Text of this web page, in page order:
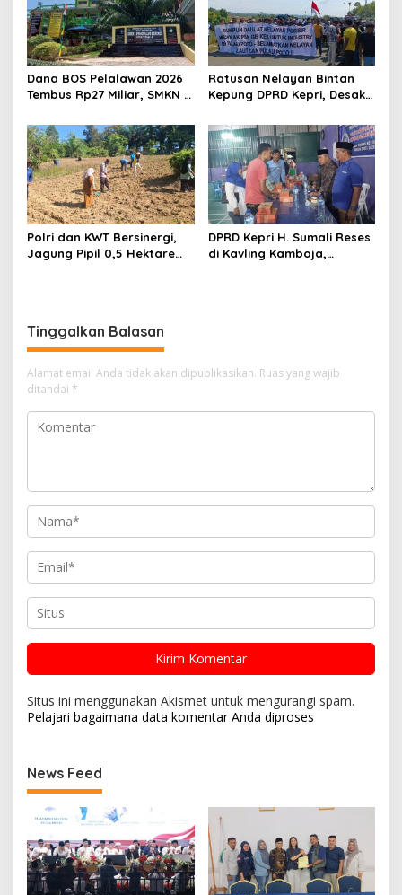
Dana BOS Pelalawan 2026
Tembus Rp27 Miliar, SMKN 1
Alokasi Terbesar
Ratusan Nelayan Bintan
Kepung DPRD Kepri, Desak
Laut dan PSN Pulau Poto
Polri dan KWT Bersinergi,
Jagung Pipil 0,5 Hektare
DPRD Kepri H. Sumali Reses
di Kavling Kamboja,
Tinggalkan Balasan
Alamat email Anda tidak akan dipublikasikan. Ruas yang wajib
ditandai *
Situs ini menggunakan Akismet untuk mengurangi spam.
Pelajari bagaimana data komentar Anda diproses
News Feed